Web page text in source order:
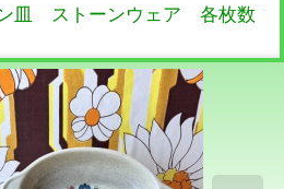
皿 ストーンウェア 各枚数